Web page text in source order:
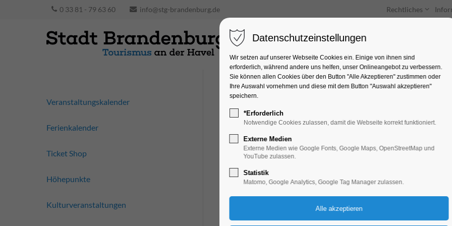
0 33 81 - 79 63 60 info@stg-brandenburg.de Rechtliches
Unterkünfte Entdecken & Erleben
Musiknachmittag
Ferienkalender, Kinder, Jugend, Mitmach-
27.08.2024, 16:00–20:00
Veranstaltungskalender
Ferienkalender
Ticket Shop
Höhepunkte
Kulturveranstaltungen
Datenschutzeinstellungen
Wir setzen auf unserer Webseite Cookies ein. Einige von ihnen sind
erforderlich, während andere uns helfen, unser Onlineangebot zu verbessern.
Sie können allen Cookies über den Button "Alle Akzeptieren" zustimmen oder
Ihre Auswahl vornehmen und diese mit dem Button "Auswahl akzeptieren"
speichern.
*Erforderlich
Notwendige Cookies zulassen, damit die Webseite korrekt funktioniert.
Externe Medien
Externe Medien wie Google Fonts, Google Maps, OpenStreetMap und
YouTube zulassen.
Statistik
Matomo, Google Analytics, Google Tag Manager zulassen.